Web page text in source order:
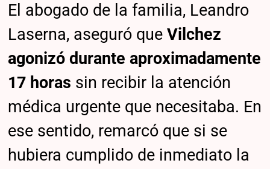
El abogado de la familia, Leandro
Laserna, aseguró queVilchez
agonizó durante aproximadamente
17 horas sin recibir la atención
médica urgente que necesitaba. En
ese sentido, remarcó que si se
hubiera cumplido de inmediato la